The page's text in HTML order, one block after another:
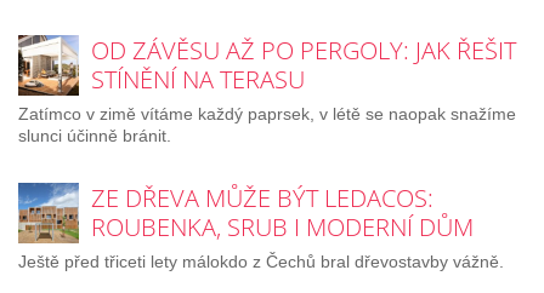
OD ZÁVĚSU AŽ PO PERGOLY: JAK ŘEŠIT
STÍNĚNÍ NA TERASU
Zatímco v zimě vítáme každý paprsek, v létě se naopak snažíme
slunci účinně bránit.
ZE DŘEVA MŮŽE BÝT LEDACOS:
ROUBENKA, SRUB I MODERNÍ DŮM
Ještě před třiceti lety málokdo z Čechů bral dřevostavby vážně.